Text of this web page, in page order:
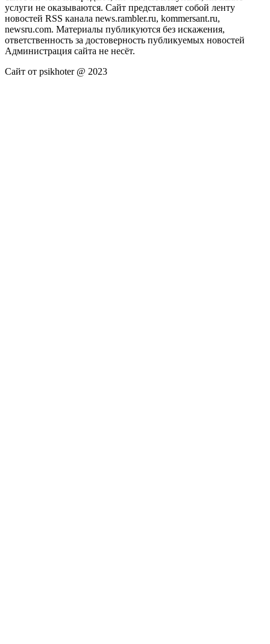
услуги не оказываются. Сайт представляет собой ленту
новостей RSS канала news.rambler.ru, kommersant.ru,
newsru.com. Материалы публикуются без искажения,
ответственность за достоверность публикуемых новостей
Администрация сайта не несёт.
Сайт от psikhoter @ 2023